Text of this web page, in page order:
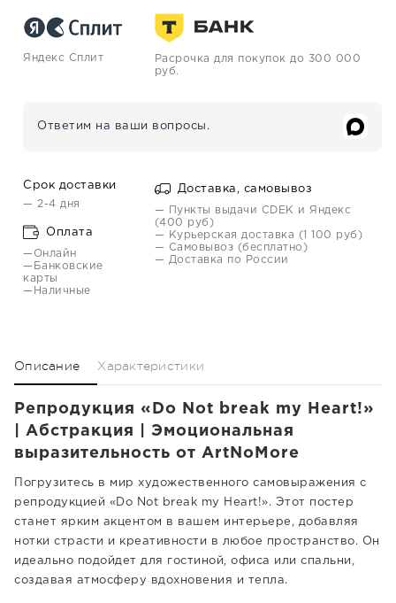
Яндекс Сплит
Расрочка для покупок до 300 000
руб.
Ответим на ваши вопросы.
Срок доставки
— 2-4 дня
Оплата
—Онлайн
—Банковские
карты
—Наличные
Доставка, самовывоз
— Пункты выдачи CDEK и Яндекс
(400 руб)
— Курьерская доставка (1 100 руб)
— Самовывоз (бесплатно)
— Доставка по России
Описание Характеристики
Репродукция «Do Not break my Heart!»
| Абстракция | Эмоциональная
выразительность от ArtNoMore
Погрузитесь в мир художественного самовыражения с
репродукцией «Do Not break my Heart!». Этот постер
станет ярким акцентом в вашем интерьере, добавляя
нотки страсти и креативности в любое пространство. Он
идеально подойдет для гостиной, офиса или спальни,
создавая атмосферу вдохновения и тепла.